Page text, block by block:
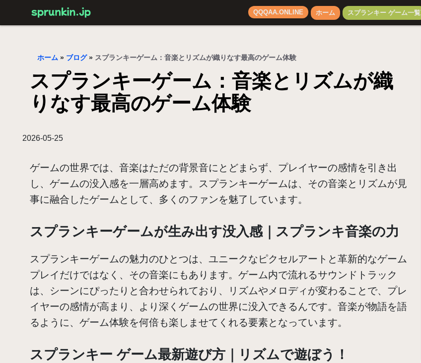
QQQAA.ONLINE ホーム スプランキー ゲーム一覧
ホーム » ブログ » スプランキーゲーム：音楽とリズムが織りなす最高のゲーム体験
スプランキーゲーム：音楽とリズムが織
りなす最高のゲーム体験
2026-05-25
ゲームの世界では、音楽はただの背景音にとどまらず、プレイヤーの感情を引き出
し、ゲームの没入感を一層高めます。スプランキーゲームは、その音楽とリズムが見
事に融合したゲームとして、多くのファンを魅了しています。
スプランキーゲームが生み出す没入感｜スプランキ音楽の力
スプランキーゲームの魅力のひとつは、ユニークなピクセルアートと革新的なゲーム
プレイだけではなく、その音楽にもあります。ゲーム内で流れるサウンドトラック
は、シーンにぴったりと合わせられており、リズムやメロディが変わることで、プレ
イヤーの感情が高まり、より深くゲームの世界に没入できるんです。音楽が物語を語
るように、ゲーム体験を何倍も楽しませてくれる要素となっています。
スプランキー ゲーム最新遊び方｜リズムで遊ぼう！